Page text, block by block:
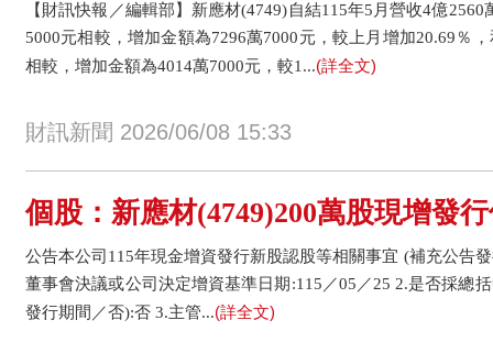
【財訊快報／編輯部】新應材(4749)自結115年5月營收4億
5000元相較，增加金額為7296萬7000元，較上月增加20.69％
相較，增加金額為4014萬7000元，較1...(詳全文)
財訊新聞 2026/06/08 15:33
個股：新應材(4749)200萬股現增發
公告本公司115年現金增資發行新股認股等相關事宜 (補充公告
董事會決議或公司決定增資基準日期:115／05／25 2.是否採總
發行期間／否):否 3.主管...(詳全文)